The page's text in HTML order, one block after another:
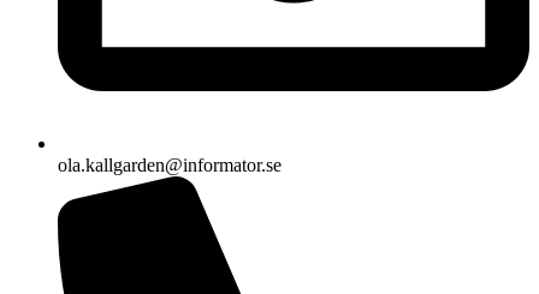
ola.kallgarden@informator.se